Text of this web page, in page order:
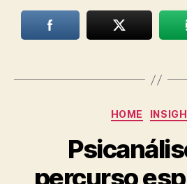
HOME
percurso